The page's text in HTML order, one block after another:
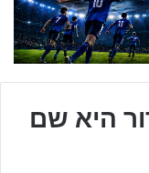
היא שם